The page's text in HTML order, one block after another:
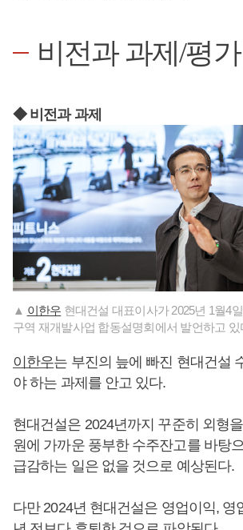
비전과 과제/평가
◆ 비전과 과제
▲ 이한우 현대건설 대표이사가 2025년 1월4
구역 재개발사업 합동설명회에서 발언하고
이한우는 부진의 늪에 빠진 현대건설
야 하는 과제를 안고 있다.
현대건설은 2024년까지 꾸준히 외형
원에 가까운 풍부한 수주잔고를 바탕
급감하는 일은 없을 것으로 예상된다.
다만 2024년 현대건설은 영업이익, 영